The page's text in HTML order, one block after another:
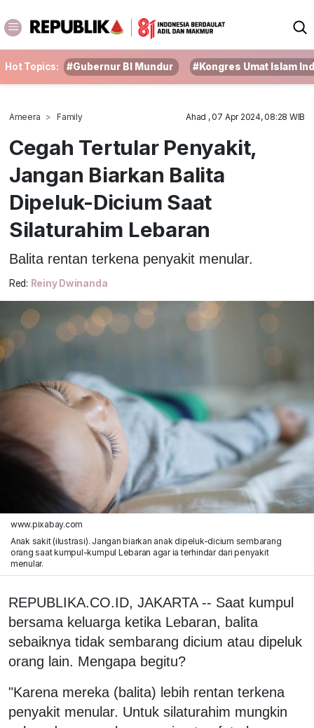
Hot Topics: #Gubernur BI Mundur #Kongres Umat Islam
Ameera Family Ahad , 07 Apr 2024, 08:28 WIB
Cegah Tertular Penyakit,
Jangan Biarkan Balita
Dipeluk-Dicium Saat
Silaturahim Lebaran
Balita rentan terkena penyakit menular.
Red: Reiny Dwinanda
www.pixabay.com
Anak sakit (ilustrasi). Jangan biarkan anak dipeluk-dicium sembarang
orang saat kumpul-kumpul Lebaran agar ia terhindar dari penyakit
menular.
REPUBLIKA.CO.ID, JAKARTA -- Saat kumpul
bersama keluarga ketika Lebaran, balita
sebaiknya tidak sembarang dicium atau dipeluk
orang lain. Mengapa begitu?
"Karena mereka (balita) lebih rentan terkena
penyakit menular. Untuk silaturahim mungkin